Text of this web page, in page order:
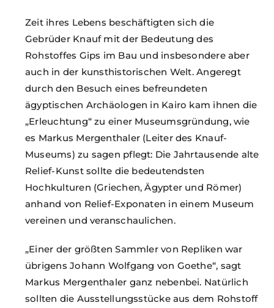
Zeit ihres Lebens beschäftigten sich die
Gebrüder Knauf mit der Bedeutung des
Rohstoffes Gips im Bau und insbesondere aber
auch in der kunsthistorischen Welt. Angeregt
durch den Besuch eines befreundeten
ägyptischen Archä­ologen in Kairo kam ihnen die
„Erleuchtung“ zu einer Museumsgründung, wie
es Markus Mergenthaler (Leiter des Knauf-
Museums) zu sagen pflegt: Die Jahrtausende alte
Relief-Kunst sollte die bedeutendsten
Hochkulturen (Griechen, Ägypter und Römer)
anhand von Relief-Exponaten in einem Museum
vereinen und veranschaulichen.
„Einer der größten Sammler von Repliken war
übrigens Johann Wolfgang von Goethe“, sagt
Markus Mergenthaler ganz nebenbei. Natürlich
sollten die Ausstellungsstücke aus dem Rohstoff